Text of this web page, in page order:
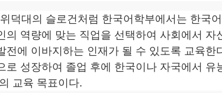
덕대의 슬로건처럼 한국어학부에서는 한국
역량에 맞는 직업을 선택하여 사회에서 자
전에 이바지하는 인재가 될 수 있도록 교육한
로 성장하여 졸업 후에 한국이나 자국에서 유
교육 목표이다.